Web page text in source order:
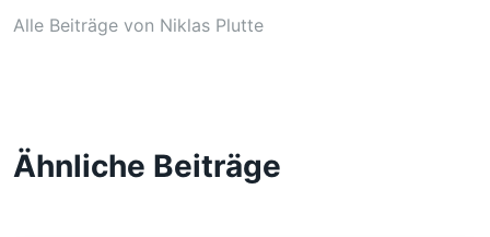
Alle Beiträge von Niklas Plutte
Ähnliche Beiträge